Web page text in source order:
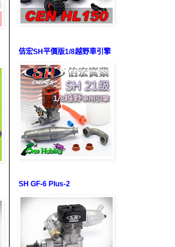
佶宏SH平價版1/8越野車引擎
SH GF-6 Plus-2